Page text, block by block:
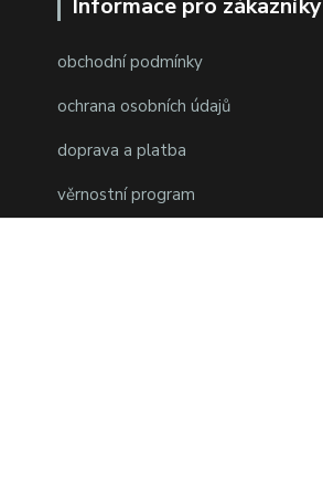
Informace pro zákazníky
obchodní podmínky
ochrana osobních údajů
doprava a platba
věrnostní program